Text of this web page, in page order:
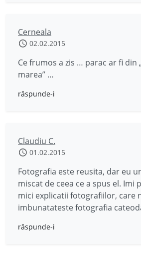
Cerneala
02.02.2015
Ce frumos a zis … parac ar fi din
marea” …
răspunde-i
Claudiu C.
01.02.2015
Fotografia este reusita, dar eu
miscat de ceea ce a spus el. Imi
mici explicatii fotografiilor, care
imbunatateste fotografia
răspunde-i